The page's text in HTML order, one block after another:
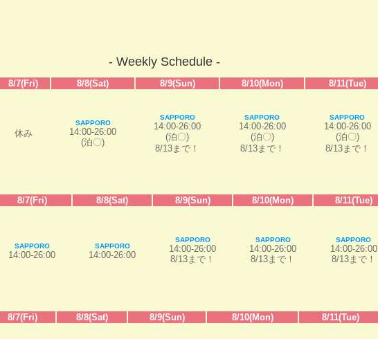
- Weekly Schedule -
8/7(Fri) 8/8(Sat) 8/9(Sun) 8/10(Mon) 8/11(Tue)
休み
SAPPORO
14:00-26:00
(泊〇)
SAPPORO
14:00-26:00
(泊〇)
8/13まで！
SAPPORO
14:00-26:00
(泊〇)
8/13まで！
SAPPORO
14:00-26:00
(泊〇)
8/13まで！
8/7(Fri) 8/8(Sat) 8/9(Sun) 8/10(Mon) 8/11(Tue)
SAPPORO
14:00-26:00
SAPPORO
14:00-26:00
SAPPORO
14:00-26:00
8/13まで！
SAPPORO
14:00-26:00
8/13まで！
SAPPORO
14:00-26:00
8/13まで！
8/7(Fri) 8/8(Sat) 8/9(Sun) 8/10(Mon) 8/11(Tue)